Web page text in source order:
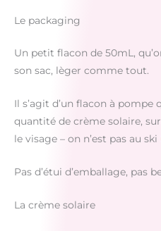
Le packaging
Un petit flacon de 50mL,
son sac, lèger comme tout.
Il s’agit d’un flacon à
quantité de crème solaire,
le visage – on n’est pas au ski
Pas d’étui d’emballage, pas
La crème solaire